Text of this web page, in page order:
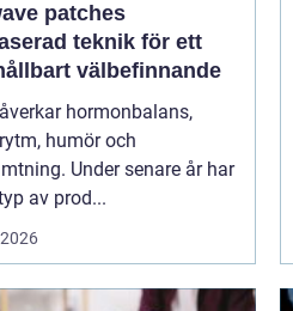
patches
teknik för ett
välbefinnande
hormonbalans,
humör och
Under senare år har
av prod...